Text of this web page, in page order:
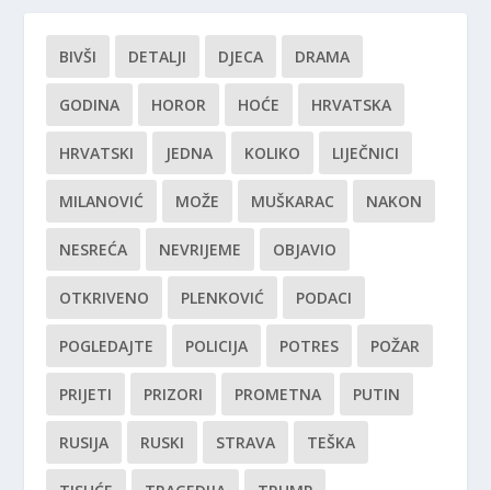
BIVŠI DETALJI DJECA DRAMA
GODINA HOROR HOĆE HRVATSKA
HRVATSKI JEDNA KOLIKO LIJEČNICI
MILANOVIĆ MOŽE MUŠKARAC NAKON
NESREĆA NEVRIJEME OBJAVIO
OTKRIVENO PLENKOVIĆ PODACI
POGLEDAJTE POLICIJA POTRES POŽAR
PRIJETI PRIZORI PROMETNA PUTIN
RUSIJA RUSKI STRAVA TEŠKA